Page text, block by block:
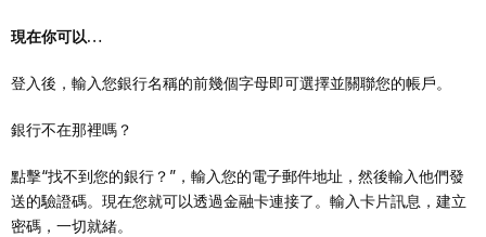
現在你可以…
登入後，輸入您銀行名稱的前幾個字母即可選擇並關聯您的帳戶。
銀行不在那裡嗎？
點擊“找不到您的銀行？”，輸入您的電子郵件地址，然後輸入他們發
送的驗證碼。現在您就可以透過金融卡連接了。輸入卡片訊息，建立
密碼，一切就緒。